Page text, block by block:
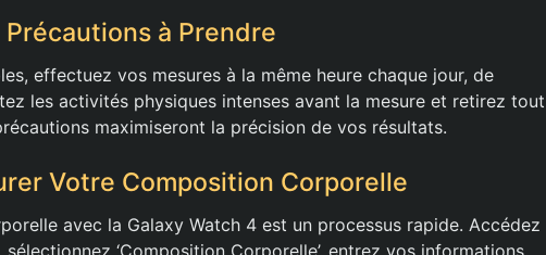
à Prendre
effectuez vos mesures à la même heure chaque jour, de
les activités physiques intenses avant la mesure et retirez tout
maximiseront la précision de vos résultats.
Votre Composition Corporelle
avec la Galaxy Watch 4 est un processus rapide. Accédez
sélectionnez ‘Composition Corporelle’, entrez vos informations,